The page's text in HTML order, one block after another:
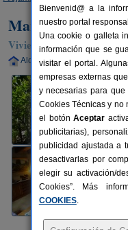
Mariona
Vivienda turística en
Alquiler completo 4
Bienvenid@ a la
nuestro portal
Una cookie o galleta
información que se
visitar el portal.
empresas externas
y necesarias para
Cookies Técnicas y no
el botónAceptar
publicitarias),
publicidad ajustada a
desactivarlas por
elegir su activación/
Cookies”. Más
COOKIES.